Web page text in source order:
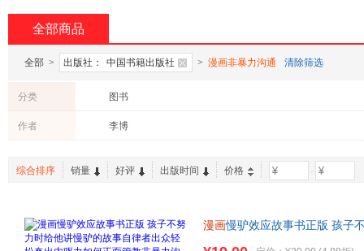
全部商品
全部 > 出版社： 中国书籍出版社 > 漫画非暴力沟通 清除筛选
分类 图书
作者 李博
综合排序 销量 好评 出版时间 价格 -
漫画慢驴效应故事书正版 孩子
加